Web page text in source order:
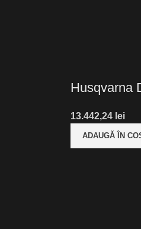
Husqvarna
lei
ADAUGĂ ÎN